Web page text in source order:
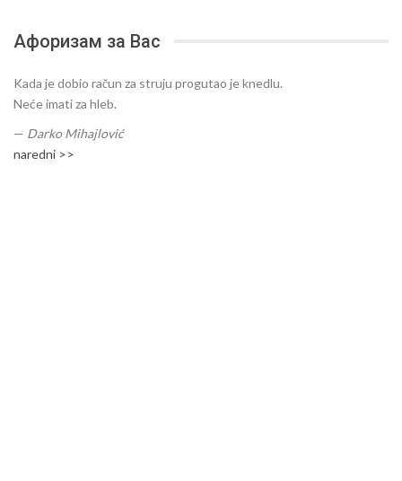
Афоризам за Вас
Kada je dobio račun za struju progutao je knedlu.
Neće imati za hleb.
— Darko Mihajlović
naredni >>